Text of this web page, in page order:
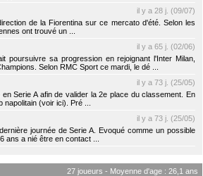
il y a 28 j. (09/07)
de la Fiorentina sur ce mercato d'été. Selon les
ont trouvé un ...
il y a 65 j. (02/06)
sa progression en rejoignant l'Inter Milan,
Selon RMC Sport ce mardi, le dé ...
il y a 73 j. (25/05)
Serie A afin de valider la 2e place du classement. En
(voir ici). Pré ...
il y a 73 j. (25/05)
journée de Serie A. Evoqué comme un possible
ans a nié être en contact ...
27 joueurs - Moyenne d'age : 26,1 ans